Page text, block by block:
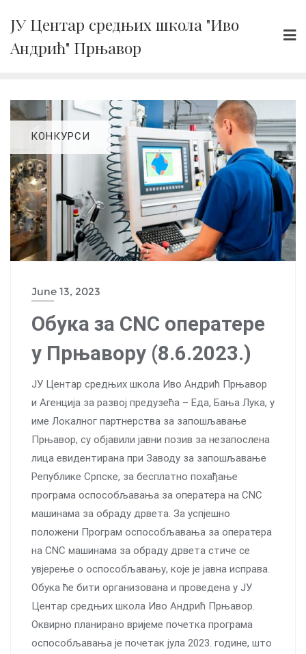
content
ЈУ Центар средњих школа "Иво
Андрић" Прњавор
КОНКУРСИ
June 13, 2023
Oбука за CNC оператере
у Прњавору (8.6.2023.)
ЈУ Центар средњих школа Иво Андрић Прњавор
и Агенција за развој предузећа – Еда, Бања Лука, у
име Локалног партнерства за запошљавање
Прњавор, су објавили јавни позив за незапослена
лица евидентирана при Заводу за запошљавање
Републике Српске, за бесплатно похађање
програма оспособљавања за оператера на CNC
машинама за обраду дрвета. За успјешно
положени Програм оспособљавања за оператера
на CNC машинама за обраду дрвета стиче се
увјерење о оспособљавању, које је јавна исправа.
Обука ће бити организована и проведена у ЈУ
Центар средњих школа Иво Андрић Прњавор.
Оквирно планирано вријеме почетка програма
оспособљавања је почетак јула 2023. године, што